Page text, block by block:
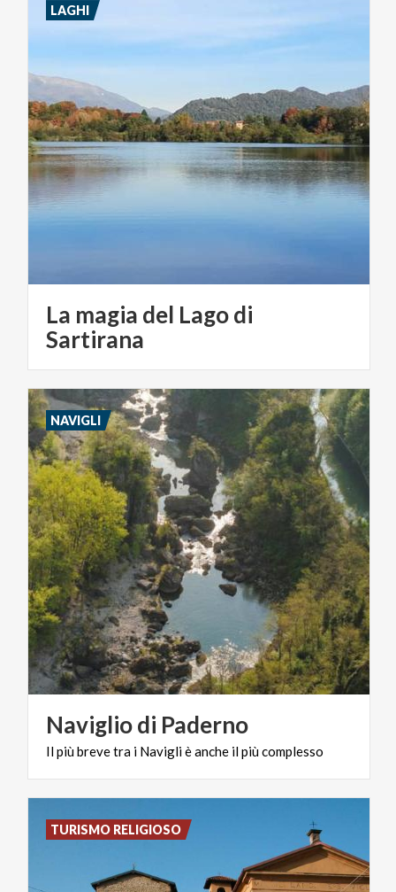
La magia del Lago di
Sartirana
LAGHI
Navigliodi Paderno
Ilpiùbrevetra i Naviglièanche ilpiùcomplesso
NAVIGLI
TURISMO RELIGIOSO